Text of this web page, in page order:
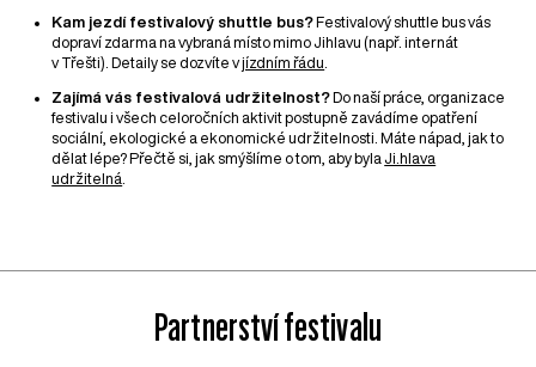
Kam jezdí festivalový shuttle bus? Festivalový shuttle bus vás
dopraví zdarma na vybraná místo mimo Jihlavu (např. internát
v Třešti). Detaily se dozvíte vjízdním řádu
Zajímá vás festivalová udržitelnost? Do naší práce, organizace
festivalu i všech celoročních aktivit postupně zavádíme opatření
sociální, ekologické a ekonomické udržitelnosti. Máte nápad, jak to
dělat lépe? Přečtě si, jak smýšlíme o tom, aby byla Ji.hlava
udržitelná
Partnerství festivalu